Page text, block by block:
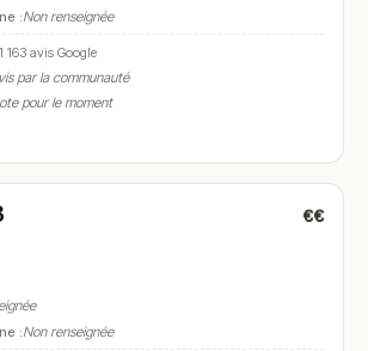
:Non renseignée
163 avis Google
par la communauté
pour le moment
€€
:Non renseignée